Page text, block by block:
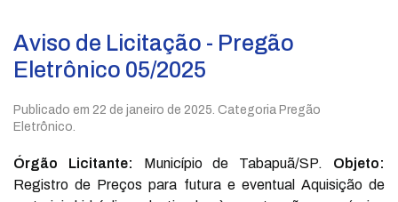
Aviso de Licitação - Pregão
Eletrônico 05/2025
Publicado em 22 de janeiro de 2025 . Categoria Pregão
Eletrônico.
Órgão Licitante: Município de Tabapuã/SP. Objeto:
Registro de Preços para futura e eventual Aquisição de